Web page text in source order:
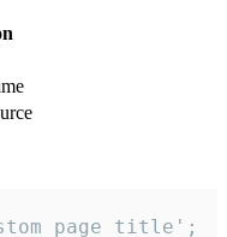
page title';